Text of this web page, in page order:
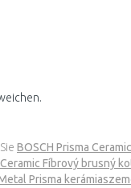
BOSCH Prisma
Ceramic Fíbrový brusný
Prisma